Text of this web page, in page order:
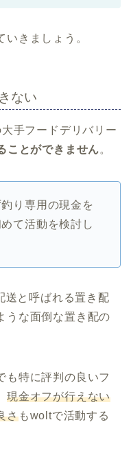
きましょう。
ない
手フードデリバリー
ことができません。
り専用の現金を
て活動を検討し
送と呼ばれる置き配
うな面倒な置き配の
も特に評判の良いフ
現金オフが行えない
さもwoltで活動する